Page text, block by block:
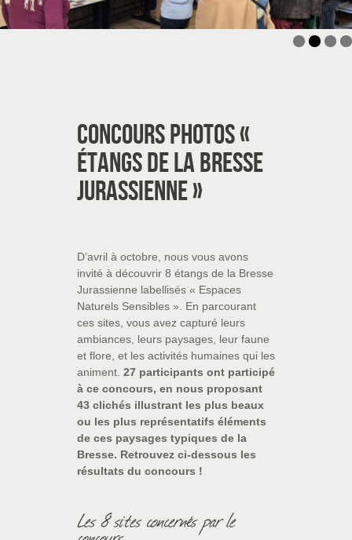
Concours photos «
Étangs de la Bresse
jurassienne »
D’avril à octobre, nous vous avons
invité à découvrir 8 étangs de la Bresse
Jurassienne labellisés « Espaces
Naturels Sensibles ». En parcourant
ces sites, vous avez capturé leurs
ambiances, leurs paysages, leur faune
et flore, et les activités humaines qui les
animent. 27 participants ont participé
à ce concours, en nous proposant
43 clichés illustrant les plus beaux
ou les plus représentatifs éléments
de ces paysages typiques de la
Bresse. Retrouvez ci-dessous les
résultats du concours !
Les 8 sites concernés par le